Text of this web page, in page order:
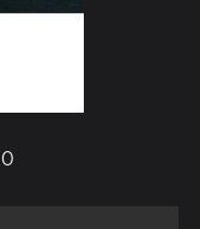
0